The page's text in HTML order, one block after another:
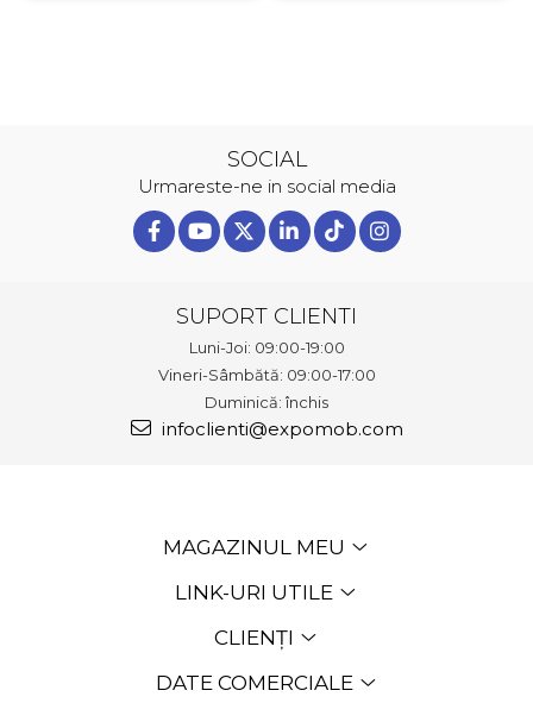
SOCIAL
Urmareste-ne in social media
SUPORT CLIENTI
Luni-Joi: 09:00-19:00
Vineri-Sâmbătă: 09:00-17:00
Duminică: închis
infoclienti@expomob.com
MAGAZINUL MEU
LINK-URI UTILE
CLIENȚI
DATE COMERCIALE